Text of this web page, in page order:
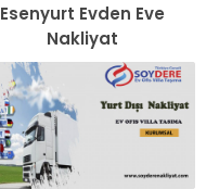
Esenyurt Evden Eve
Nakliyat